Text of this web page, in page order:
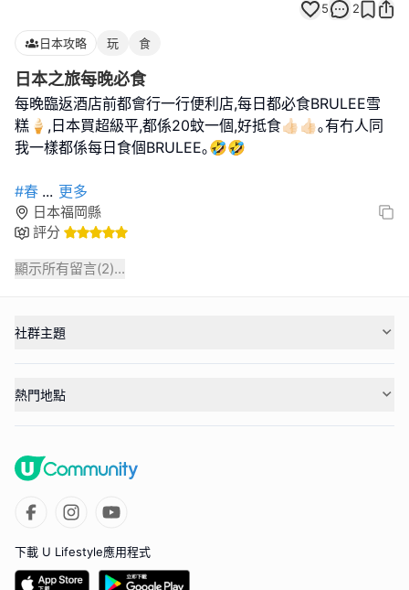
5 2
日本攻略 玩 食
日本之旅每晚必食
每晚臨返酒店前都會行一行便利店,每日都必食BRULEE雪
糕🍦,日本買超級平,都係20蚊一個,好抵食👍🏻👍🏻｡有冇人同
我一樣都係每日食個BRULEE｡🤣🤣
#春 ... 更多
日本福岡縣
評分
顯示所有留言(2)...
社群主題
熱門地點
下載 U Lifestyle應用程式